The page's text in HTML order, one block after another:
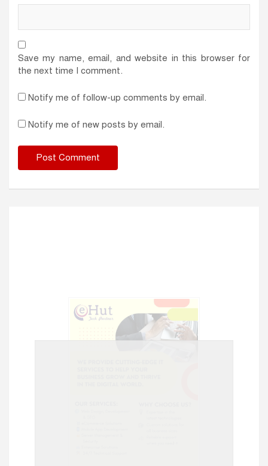
Save my name, email, and website in this browser for
the next time I comment.
Notify me of follow-up comments by email.
Notify me of new posts by email.